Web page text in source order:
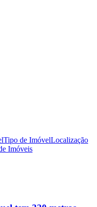
Tipo de ImóvelLocalização
Imóveis